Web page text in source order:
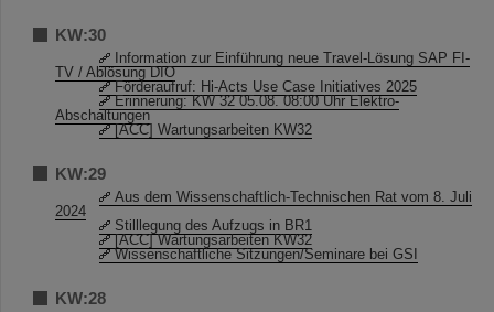
KW:30
Information zur Einführung neue Travel-Lösung SAP FI-
TV / Ablösung DIO
Förderaufruf: Hi-Acts Use Case Initiatives 2025
Erinnerung: KW 32 05.08. 08:00 Uhr Elektro-
Abschaltungen
[ACC] Wartungsarbeiten KW32
KW:29
Aus dem Wissenschaftlich-Technischen Rat vom 8. Juli
2024
Stilllegung des Aufzugs in BR1
[ACC] Wartungsarbeiten KW32
Wissenschaftliche Sitzungen/Seminare bei GSI
KW:28